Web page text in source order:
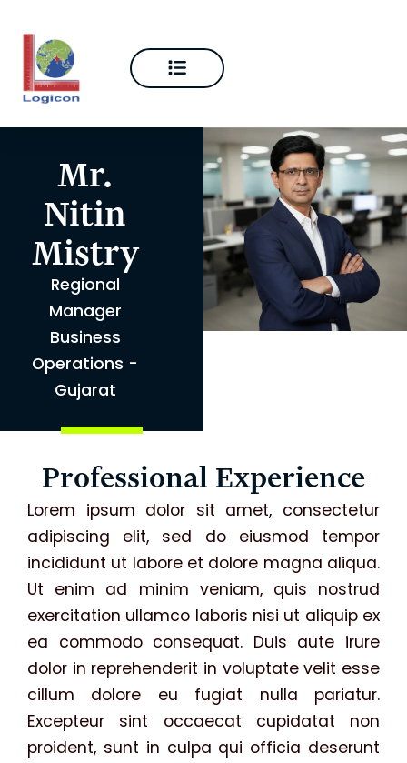
Mr.
Nitin
Mistry
Regional
Manager
Business
Operations -
Gujarat
Professional Experience
Lorem ipsum dolor sit amet, consectetur
adipiscing elit, sed do eiusmod tempor
incididunt ut labore et dolore magna aliqua.
Ut enim ad minim veniam, quis nostrud
exercitation ullamco laboris nisi ut aliquip ex
ea commodo consequat. Duis aute irure
dolor in reprehenderit in voluptate velit esse
cillum dolore eu fugiat nulla pariatur.
Excepteur sint occaecat cupidatat non
proident, sunt in culpa qui officia deserunt